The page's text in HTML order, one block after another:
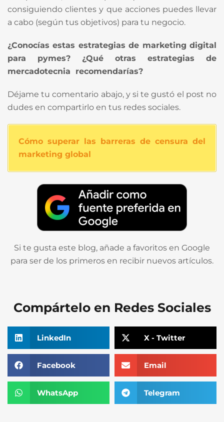
consiguiendo clientes y que acciones puedes llevar
a cabo (según tus objetivos) para tu negocio.
¿Conocías estas estrategias de marketing digital
para pymes? ¿Qué otras estrategias de
mercadotecnia recomendarías?
Déjame tu comentario abajo, y si te gustó el post no
dudes en compartirlo en tus redes sociales.
Cómo superar las barreras de censura del
marketing global
Si te gusta este blog, añade a favoritos en Google
para ser de los primeros en recibir nuevos artículos.
Compártelo en Redes Sociales
LinkedIn X - Twitter
Facebook Email
WhatsApp Telegram